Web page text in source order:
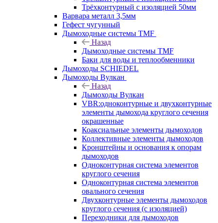
Трёхконтурный с изоляцией 50мм
Варвара металл 3,5мм
Гефест чугунный
Дымоходные системы TMF
Назад
Дымоходные системы TMF
Баки для воды и теплообменники
Дымоходы SCHIEDEL
Дымоходы Вулкан
Назад
Дымоходы Вулкан
VBR:одноконтурные и двухконтурные
элементы дымохода круглого сечения
окрашенные
Коаксиальные элементы дымоходов
Коллективные элементы дымоходов
Кронштейны и основания к опорам
дымоходов
Одноконтурная система элементов
круглого сечения
Одноконтурная система элементов
овального сечения
Двухконтурные элементы дымоходов
круглого сечения (с изоляцией)
Переходники для дымоходов